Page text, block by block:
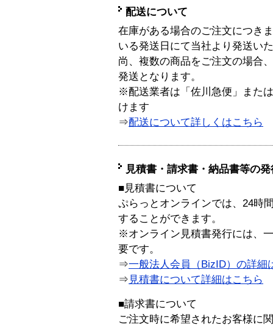
配送について
在庫がある場合のご注文につき
いる発送日にて当社より発送い
尚、複数の商品をご注文の場合
発送となります。
※配送業者は「佐川急便」また
けます
⇒配送について詳しくはこちら
見積書・請求書・納品書等の
■見積書について
ぷらっとオンラインでは、24時
することができます。
※オンライン見積書発行には、
要です。
⇒一般法人会員（BizID）の詳細
⇒ 見積書について詳細はこちら
■請求書について
ご注文時に希望されたお客様に